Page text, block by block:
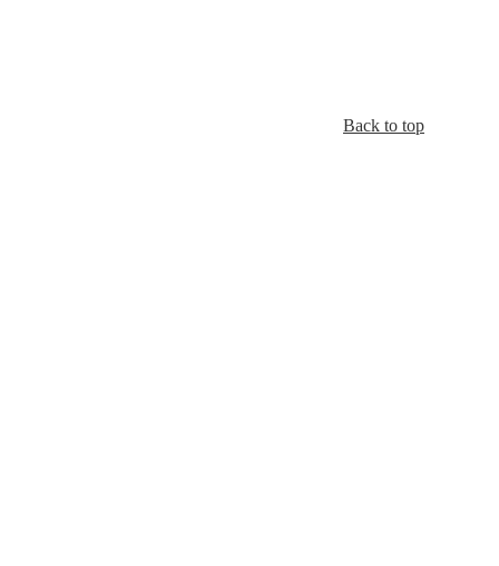
Back to top